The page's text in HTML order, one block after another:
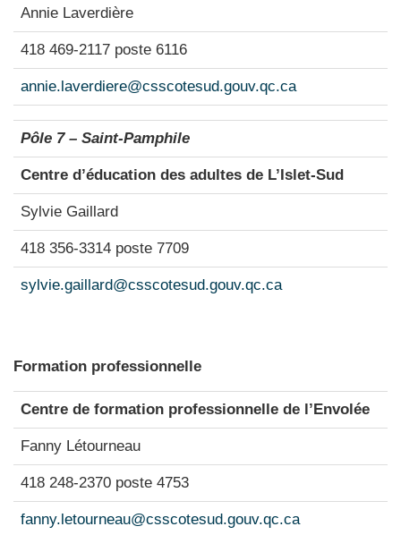
Annie Laverdière
418 469-2117 poste 6116
annie.laverdiere@csscotesud.gouv.qc.ca
Pôle 7 – Saint-Pamphile
Centre d’éducation des adultes de L’Islet-Sud
Sylvie Gaillard
418 356-3314 poste 7709
sylvie.gaillard@csscotesud.gouv.qc.ca
Formation professionnelle
Centre de formation professionnelle de l’Envolée
Fanny Létourneau
418 248-2370 poste 4753
fanny.letourneau@csscotesud.gouv.qc.ca